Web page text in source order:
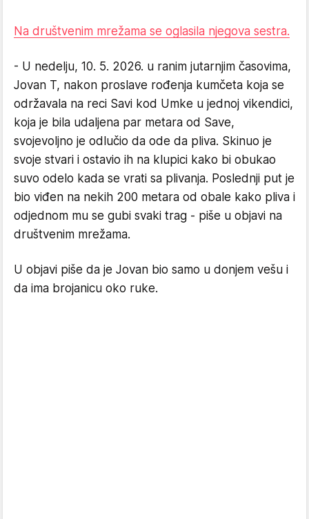
Na društvenim mrežama se oglasila njegova sestra.
- U nedelju, 10. 5. 2026. u ranim jutarnjim časovima,
Jovan T, nakon proslave rođenja kumčeta koja se
održavala na reci Savi kod Umke u jednoj vikendici,
koja je bila udaljena par metara od Save,
svojevoljno je odlučio da ode da pliva. Skinuo je
svoje stvari i ostavio ih na klupici kako bi obukao
suvo odelo kada se vrati sa plivanja. Poslednji put je
bio viđen na nekih 200 metara od obale kako pliva i
odjednom mu se gubi svaki trag - piše u objavi na
društvenim mrežama.
U objavi piše da je Jovan bio samo u donjem vešu i
da ima brojanicu oko ruke.